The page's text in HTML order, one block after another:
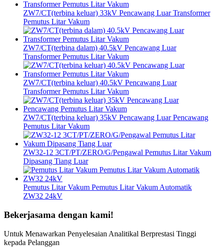
ZW7/CT(terbina keluar) 33kV Pencawang Luar Transformer
Pemutus Litar Vakum
ZW7/CT(terbina dalam) 40.5kV Pencawang Luar
Transformer Pemutus Litar Vakum
ZW7/CT(terbina keluar) 40.5kV Pencawang Luar
Transformer Pemutus Litar Vakum
ZW7/CT(terbina keluar) 35kV Pencawang Luar Pencawang
Pemutus Litar Vakum
ZW32-12 3CT/PT/ZERO/G/Pengawal Pemutus Litar Vakum
Dipasang Tiang Luar
Pemutus Litar Vakum Pemutus Litar Vakum Automatik
ZW32 24kV
Bekerjasama dengan kami!
Untuk Menawarkan Penyelesaian Analitikal Berprestasi Tinggi
kepada Pelanggan